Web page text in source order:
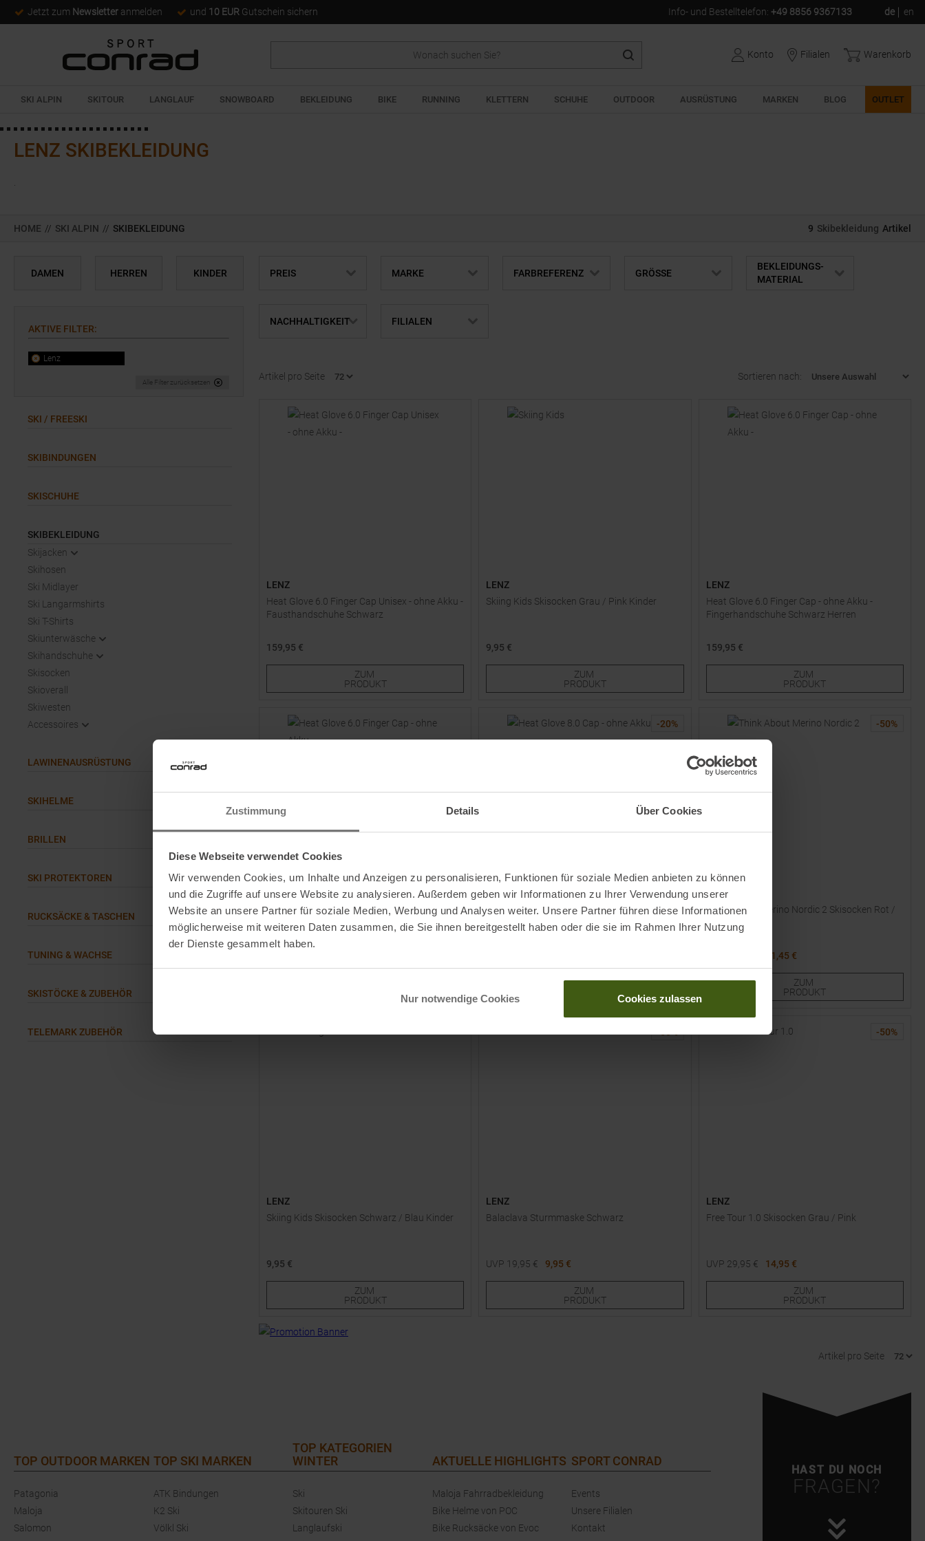
Zustimmung Details Über Cookies
Diese Webseite verwendet Cookies
Wir verwenden Cookies, um Inhalte und Anzeigen zu personalisieren, Funktionen für soziale Medien anbieten zu können
und die Zugriffe auf unsere Website zu analysieren. Außerdem geben wir Informationen zu Ihrer Verwendung unserer
Website an unsere Partner für soziale Medien, Werbung und Analysen weiter. Unsere Partner führen diese Informationen
möglicherweise mit weiteren Daten zusammen, die Sie ihnen bereitgestellt haben oder die sie im Rahmen Ihrer Nutzung
der Dienste gesammelt haben.
Nur notwendige Cookies Cookies zulassen
Jetzt zum Newsletter anmelden und 10 EUR Gutschein sichern Info- und Bestelltelefon: +49 8856 9367133 de en
Konto Filialen Warenkorb
SKI ALPIN SKITOUR LANGLAUF SNOWBOARD BEKLEIDUNG BIKE RUNNING KLETTERN SCHUHE OUTDOOR AUSRÜSTUNG MARKEN BLOG OUTLET
LENZ SKIBEKLEIDUNG
HOME // SKI ALPIN // SKIBEKLEIDUNG 9 Skibekleidung Artikel
DAMEN HERREN KINDER
AKTIVE FILTER:
Lenz
Alle Filter zurücksetzen
SKI / FREESKI
SKIBINDUNGEN
SKISCHUHE
SKIBEKLEIDUNG
Skijacken
Skihosen
Ski Midlayer
Ski Langarmshirts
Ski T-Shirts
Skiunterwäsche
Skihandschuhe
Skisocken
Skioverall
Skiwesten
Accessoires
LAWINENAUSRÜSTUNG
SKIHELME
BRILLEN
SKI PROTEKTOREN
RUCKSÄCKE & TASCHEN
TUNING & WACHSE
SKISTÖCKE & ZUBEHÖR
TELEMARK ZUBEHÖR
PREIS MARKE FARBREFERENZ GRÖSSE
BEKLEIDUNGS-
MATERIAL
NACHHALTIGKEIT FILIALEN
Artikel pro Seite Sortieren nach:
LENZ
Heat Glove 6.0 Finger Cap Unisex - ohne Akku -
Fausthandschuhe Schwarz
159,95 €
ZUM
PRODUKT
LENZ
Skiing Kids Skisocken Grau / Pink Kinder
9,95 €
38,0ZUM
PRODUKT
LENZ
Heat Glove 6.0 Finger Cap - ohne Akku -
Fingerhandschuhe Schwarz Herren
159,95 €
ZUM
PRODUKT
LENZ
Heat Glove 6.0 Finger Cap - ohne Akku -
Fingerhandschuhe Schwarz Damen
Verfügbare Größen:
-20%
LENZ
Heat Glove 8.0 Cap - ohne Akku - 3-
Fingerhandschuhe Schwarz / Gelb
Verfügbare Größen:
ZUM
-50%
LENZ
Think About Merino Nordic 2 Skisocken Rot /
Blau
11,45 €
Verfügbare Größen:
ZUM
PRODUKT
LENZ
Skiing Kids Skisocken Schwarz / Blau Kinder
9,95 €
ZUM
PRODUKT
-50%
LENZ
Balaclava Sturmmaske Schwarz
UVP 19,95 €
9,95 €
ZUM
PRODUKT
-50%
LENZ
Free Tour 1.0 Skisocken Grau / Pink
UVP 29,95 €
14,95 €
ZUM
PRODUKT
Artikel pro Seite
HAST DU NOCH
FRAGEN?
TOP OUTDOOR MARKEN
Patagonia
Maloja
Salomon
TOP SKI MARKEN
ATK Bindungen
K2 Ski
Völkl Ski
TOP KATEGORIEN
WINTER
Ski
Skitouren Ski
Langlaufski
AKTUELLE HIGHLIGHTS
Maloja Fahrradbekleidung
Bike Helme von POC
Bike Rucksäcke von Evoc
SPORT CONRAD
Events
Unsere Filialen
Kontakt